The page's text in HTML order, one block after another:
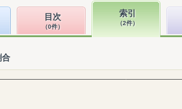
目次
（0件）
索引
（2件）
合